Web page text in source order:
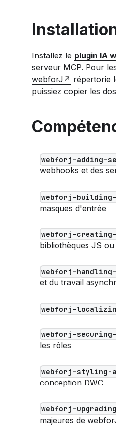
Installez le plugin IA
serveur MCP. Pour
webforJ
répertorie
puissiez copier les
webforj-adding-
webhooks et des
webforj-building-
masques d'entrée
webforj-creating-
bibliothèques JS
webforj-
et du travail
webforj-
webforj-securing-
les rôles
webforj-styling-
conception DWC
webforj-
majeures de